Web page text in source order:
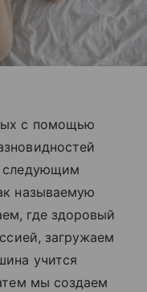
с помощью
следующим
называемую
где здоровый
загружаем
учится
мы создаем